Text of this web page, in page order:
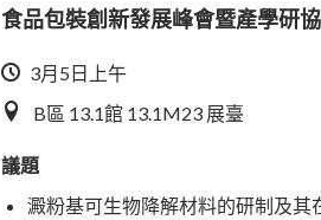
食品包裝創新發展峰會暨產學研
3月5日上午
B區 13.1館 13.1M23 展臺
議題
澱粉基可生物降解材料的研制及其